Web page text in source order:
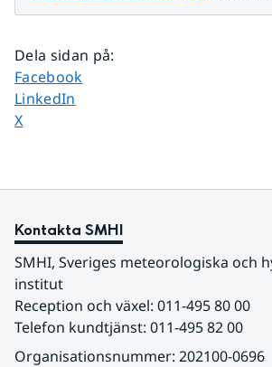
Dela sidan på:
Dela sidan på
Facebook
Dela sidan på
LinkedIn
Dela sidan på
X
Kontakta SMHI
SMHI, Sveriges meteorologiska och
institut
Reception och växel: 011-495 80 00
Telefon kundtjänst: 011-495 82 00
Organisationsnummer: 202100-0696